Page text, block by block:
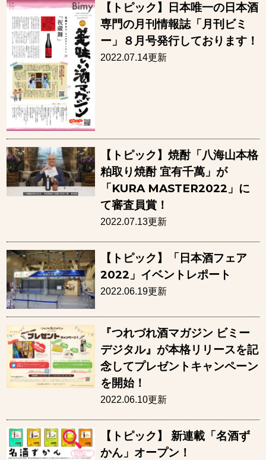
【トピック】日本唯一の日本酒
専門の月刊情報誌「月刊ビミ
ー」８月号発行しております！
2022.07.14更新
【トピック】焼酎「八海山本格
粕取り焼酎 宜有千萬」が
「KURA MASTER2022」に
て審査員賞！
2022.07.13更新
【トピック】「日本酒フェア
2022」イベントレポート
2022.06.19更新
『つれづれ酒マガジン ビミー
デジタル』が本格リリースを記
念してプレゼントキャンペーン
を開始！
2022.06.10更新
【トピック】 新連載「名酒ず
かん」オープン！